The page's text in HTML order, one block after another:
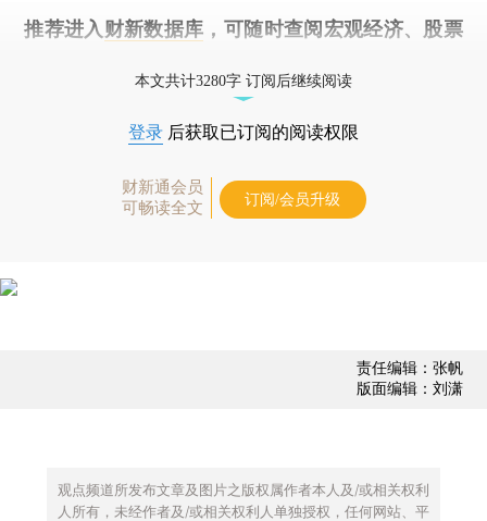
推荐进入 财新数据库 ，可随时查阅宏观经济、股票
本文共计3280字 订阅后继续阅读
登录 后获取已订阅的阅读权限
财新通会员
可畅读全文
订阅/会员升级
责任编辑：张帆
版面编辑：刘潇
观点频道所发布文章及图片之版权属作者本人及/或相关权利
人所有，未经作者及/或相关权利人单独授权，任何网站、平